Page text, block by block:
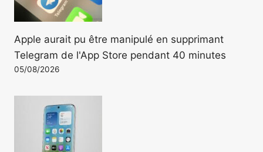
Apple aurait pu être manipulé en supprimant
Telegram de l'App Store pendant 40 minutes
05/08/2026